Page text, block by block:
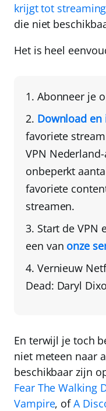
krijgt tot
die niet
Het is heel
Abonneer je
Download en
favoriete
VPN Nederland
onbeperkt
favoriete
streamen.
Start de VPN
een van onze
Vernieuw
Dead: Daryl
En terwijl je toch
niet meteen naar
beschikbaar zijn
Fear The Walking
Vampire, ofA